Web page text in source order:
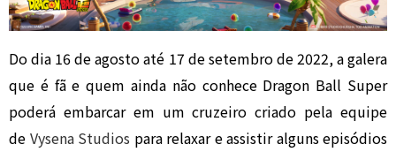
Do dia 16 de agosto até 17 de setembro de 2022, a galera
que é fã e quem ainda não conhece Dragon Ball Super
poderá embarcar em um cruzeiro criado pela equipe
de Vysena Studios para relaxar e assistir alguns episódios